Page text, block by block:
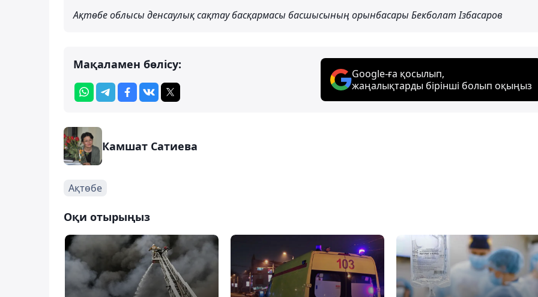
Ақтөбе облысы денсаулық сақтау басқармасы басшысының орынбасары Бекболат Ізбасаров
Мақаламен бөлісу:
Google-ға қосылып,
жаңалықтарды бірінші болып оқыңыз
Камшат Сатиева
Ақтөбе
Оқи отырыңыз